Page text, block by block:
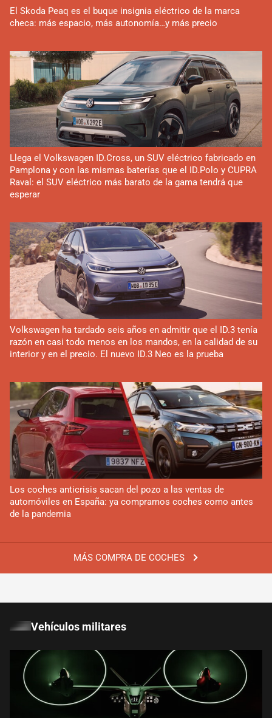
MÁS COMPRA DE COCHES
El Skoda Peaq es el buque insignia eléctrico de la marca
checa: más espacio, más autonomía…y más precio
Llega el Volkswagen ID.Cross, un SUV eléctrico fabricado en
Pamplona y con las mismas baterías que el ID.Polo y CUPRA
Raval: el SUV eléctrico más barato de la gama tendrá que
esperar
Volkswagen ha tardado seis años en admitir que el ID.3 tenía
razón en casi todo menos en los mandos, en la calidad de su
interior y en el precio. El nuevo ID.3 Neo es la prueba
Los coches anticrisis sacan del pozo a las ventas de
automóviles en España: ya compramos coches como antes
de la pandemia
Vehículos militares